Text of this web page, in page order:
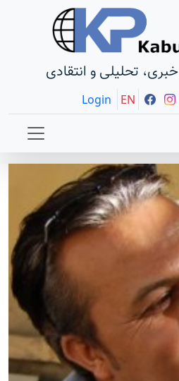
خبری، تحلیلی و انتقادی
Login EN